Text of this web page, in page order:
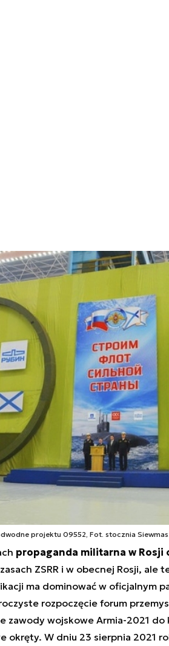
projektu 09552, Fot. stocznia
propaganda militarna w Rosji
ZSRR i w obecnej Rosji, ale
ma dominować w oficjalnym
rozpoczęcie forum
zawody wojskowe Armia-2021 do
okręty. W dniu 23 sierpnia 2021